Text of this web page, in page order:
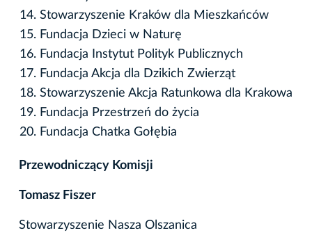
Stowarzyszenie Kraków dla Mieszkańców
Fundacja Dzieci w Naturę
Fundacja Instytut Polityk Publicznych
Fundacja Akcja dla Dzikich Zwierząt
Stowarzyszenie Akcja Ratunkowa dla Krakowa
Fundacja Przestrzeń do życia
Fundacja Chatka Gołębia
Przewodniczący Komisji
Tomasz Fiszer
Stowarzyszenie Nasza Olszanica